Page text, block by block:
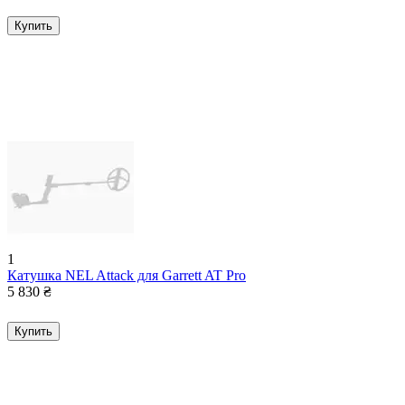
Купить
1
Катушка NEL Attack для Garrett AT Pro
5 830 ₴
Купить